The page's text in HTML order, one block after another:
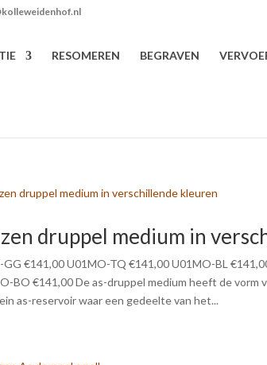
RESOMEREN BEGRAVEN
druppel medium in
GG €141,00 U01MO-TQ €141,00 U01MO-BL
BO €141,00 De as-druppel medium heeft de vorm
as-reservoir waar een gedeelte van het...